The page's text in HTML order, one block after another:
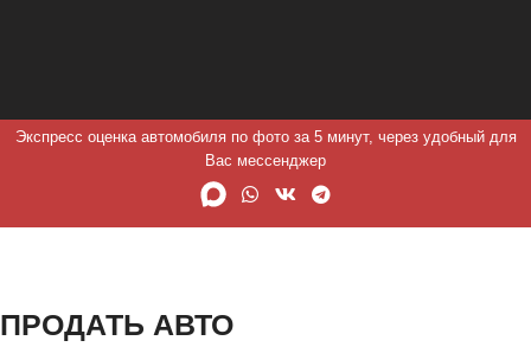
Экспресс оценка автомобиля по фото за 5 минут, через удобный для
Вас мессенджер
ПРОДАТЬ АВТО